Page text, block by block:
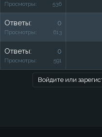
Просмотры 536
Ответы 0
Просмотры 613
Ответы 0
Просмотры 591
Войдите или